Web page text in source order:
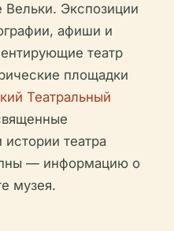
Вельки. Экспозиции
афиши и
театр
площадки
Театральный
истории театра
— информацию о
музея.